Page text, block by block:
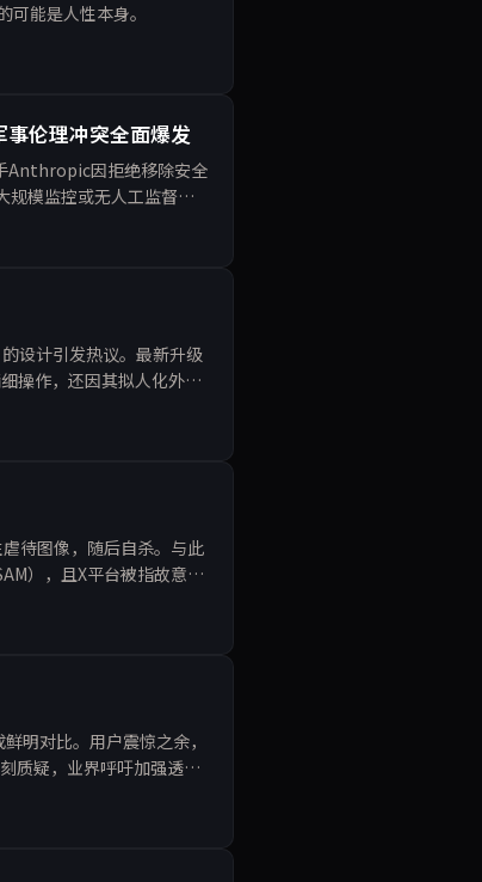
能是人性本身。
伦理冲突全面爆发
Anthropic因拒绝移除安全
模监控或无人工监督的
设计引发热议。最新升级
操作，还因其拟人化外观
议
待图像，随后自杀。与此
），且X平台被指故意包
明对比。用户震惊之余，
质疑，业界呼吁加强透明